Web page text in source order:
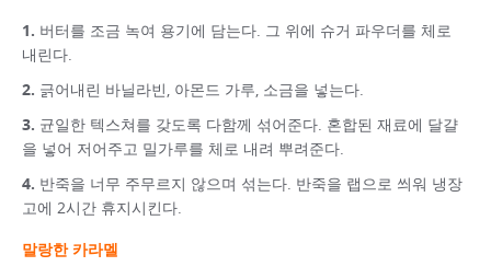
버터를 조금 녹여 용기에 담는다. 그 위에 슈거 파우더를 체로
내린다.
긁어내린 바닐라빈, 아몬드 가루, 소금을 넣는다.
균일한 텍스쳐를 갖도록 다함께 섞어준다. 혼합된 재료에 달걀
을 넣어 저어주고 밀가루를 체로 내려 뿌려준다.
반죽을 너무 주무르지 않으며 섞는다. 반죽을 랩으로 씌워 냉장
고에 2시간 휴지시킨다.
말랑한 카라멜